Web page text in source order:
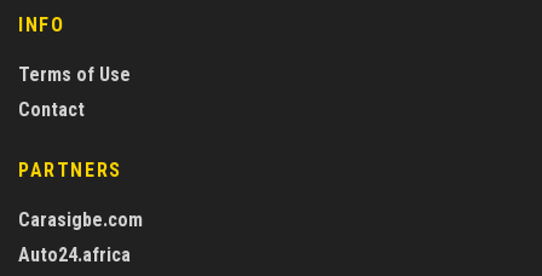
INFO
Terms of Use
Contact
PARTNERS
Carasigbe.com
Auto24.africa